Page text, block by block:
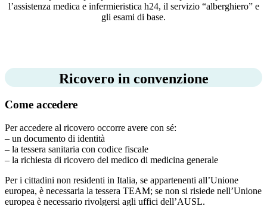
l’assistenza medica e infermieristica h24, il servizio “alberghiero” e
gli esami di base.
Ricovero in convenzione
Come accedere
Per accedere al ricovero occorre avere con sé:
– un documento di identità
– la tessera sanitaria con codice fiscale
– la richiesta di ricovero del medico di medicina generale
Per i cittadini non residenti in Italia, se appartenenti all’Unione
europea, è necessaria la tessera TEAM; se non si risiede nell’Unione
europea è necessario rivolgersi agli uffici dell’AUSL.